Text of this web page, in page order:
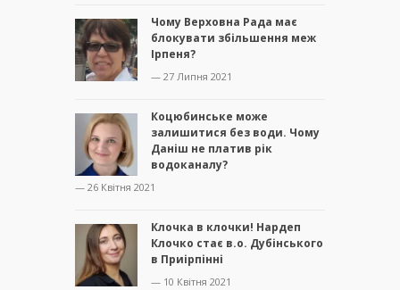
Чому Верховна Рада має
блокувати збільшення меж
Ірпеня?
— 27 Липня 2021
Коцюбинське може
залишитися без води. Чому
Даніш не платив рік
водоканалу?
— 26 Квітня 2021
Клочка в клочки! Нардеп
Клочко стає в.о. Дубінського
в Приірпінні
— 10 Квітня 2021